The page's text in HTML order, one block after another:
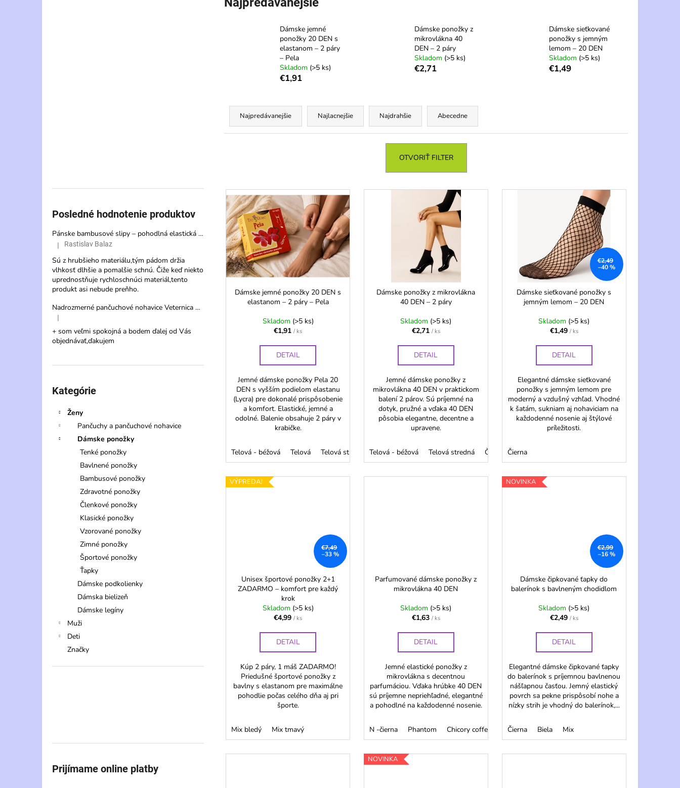
Posledné hodnotenie produktov
Pánske bambusové slipy – pohodlná elastická spodná bielizeň s vysokou savosťou
Hodnotenie produktu je 3 z 5 hviezdičiek.
| Rastislav Balaz
Sú z hrubšieho materiálu,tým pádom držia
vlhkosť dlhšie a pomalšie schnú. Čiže keď niekto
uprednostňuje rychloschnúci materiál,tento
produkt asi nebude preňho.
Nadrozmerné pančuchové nohavice Veternica 20 DEN s veľkým klinom
Hodnotenie produktu je 5 z 5 hviezdičiek.
|
+ som veľmi spokojná a bodem ďalej od Vás
objednávať,ďakujem
kategórie
Kategórie
Ženy
Pančuchy a pančuchové nohavice
Dámske ponožky
Tenké ponožky
Bavlnené ponožky
Bambusové ponožky
Zdravotné ponožky
Členkové ponožky
Klasické ponožky
Vzorované ponožky
Zimné ponožky
Športové ponožky
Ťapky
Dámske podkolienky
Dámska bielizeň
Dámske legíny
Muži
Deti
Značky
Prijímame online platby
Dámske jemné
ponožky 20 DEN s
elastanom – 2 páry
– Pela
Skladom (>5 ks)
€1,91
Dámske ponožky z
mikrovlákna 40
DEN – 2 páry
Skladom (>5 ks)
€2,71
Dámske sieťkované
ponožky s jemným
lemom – 20 DEN
Skladom (>5 ks)
€1,49
R
d
p
r
o
d
u
k
t
Najpredávanejšie Najlacnejšie Najdrahšie Abecedne
OTVORIŤ FILTER
V
ý
p
i
s
p
r
o
Dámske jemné ponožky 20 DEN s
elastanom – 2 páry – Pela
Skladom (>5 ks)
€1,91/ ks
DETAIL
Jemné dámske ponožky Pela 20
DEN s vyšším podielom elastanu
(Lycra) pre dokonalé prispôsobenie
a komfort. Elastické, jemné a
odolné. Balenie obsahuje 2 páry v
krabičke.
Telová - béžová Telová Telová stredná Čierna Šedá Dymová M - mokka
Dámske ponožky z mikrovlákna
40 DEN – 2 páry
Skladom (>5 ks)
€2,71 / ks
DETAIL
Jemné dámske ponožky z
mikrovlákna 40 DEN v praktickom
balení 2 párov. Sú príjemné na
dotyk, pružné a vďaka 40 DEN
pôsobia elegantne, decentne a
upravene.
Telová - béžová Telová stredná Čierna M - mokka
€2,49
–40 %
Dámske sieťkované ponožky s
jemným lemom – 20 DEN
Skladom (>5 ks)
€1,49 / ks
DETAIL
Elegantné dámske sieťkované
ponožky s jemným lemom pre
moderný a vzdušný vzhľad. Vhodné
k šatám, sukniam aj nohaviciam na
každodenné nosenie aj štýlové
príležitosti.
Čierna
VÝPREDAJ
€7,49
–33 %
Unisex športové ponožky 2+1
ZADARMO – komfort pre každý
krok
Skladom (>5 ks)
€4,99/ ks
DETAIL
Kúp 2 páry, 1 máš ZADARMO!
Priedušné športové ponožky z
bavlny s elastanom pre maximálne
pohodlie počas celého dňa aj pri
športe.
Mix bledý Mix tmavý
Parfumované dámske ponožky z
mikrovlákna 40 DEN
Skladom (>5 ks)
€1,63 / ks
DETAIL
Jemné elastické ponožky z
mikrovlákna s decentnou
parfumáciou. Vďaka hrúbke 40 DEN
sú príjemne nepriehľadné, elegantné
a pohodlné na každodenné nosenie.
N -čierna Phantom Chicory coffee Merlot Evening Blue
NOVINKA
€2,99
–16 %
Dámske čipkované ťapky do
balerínok s bavlneným chodidlom
Skladom (>5 ks)
€2,49 / ks
DETAIL
Elegantné dámske čipkované ťapky
do balerínok s príjemnou bavlnenou
nášľapnou časťou. Jemný elastický
povrch sa pekne prispôsobí nohe a
nízky strih je vhodný do balerínok,...
Čierna Biela Mix
NOVINKA